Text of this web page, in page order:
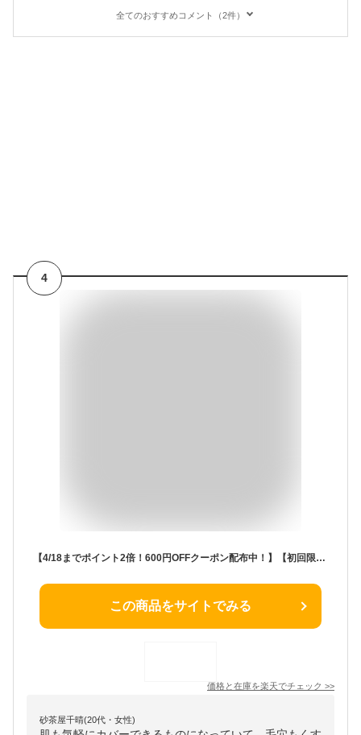
全てのおすすめコメント（2件）
4
【4/18までポイント2倍！600円OFFクーポン配布中！】【初回限定】美・皇潤パーフェクト メッシュドボーテ ハイカバー クッションコンパクト【本品1個＋（本品1個増量 ）】 クッションファンデーション ファンデーション クッションファンデ クッションファンデーション
この商品をサイトでみる
価格と在庫を楽天でチェック >>
砂茶屋千晴(20代・女性)